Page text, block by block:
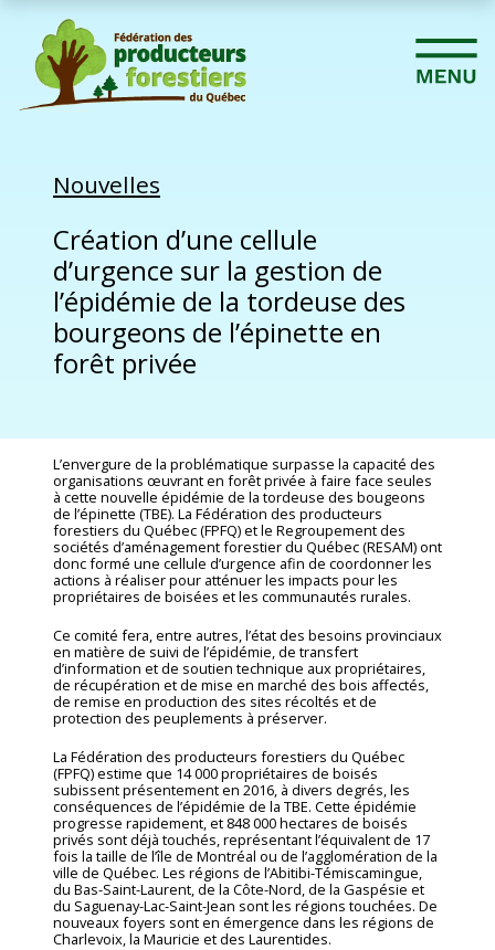
Nouvelles
Création d’une cellule
d’urgence sur la gestion de
l’épidémie de la tordeuse des
bourgeons de l’épinette en
forêt privée
L’envergure de la problématique surpasse la capacité des
organisations œuvrant en forêt privée à faire face seules
à cette nouvelle épidémie de la tordeuse des bougeons
de l’épinette (TBE). La Fédération des producteurs
forestiers du Québec (FPFQ) et le Regroupement des
sociétés d’aménagement forestier du Québec (RESAM) ont
donc formé une cellule d’urgence afin de coordonner les
actions à réaliser pour atténuer les impacts pour les
propriétaires de boisées et les communautés rurales.
Ce comité fera, entre autres, l’état des besoins provinciaux
en matière de suivi de l’épidémie, de transfert
d’information et de soutien technique aux propriétaires,
de récupération et de mise en marché des bois affectés,
de remise en production des sites récoltés et de
protection des peuplements à préserver.
La Fédération des producteurs forestiers du Québec
(FPFQ) estime que 14 000 propriétaires de boisés
subissent présentement en 2016, à divers degrés, les
conséquences de l’épidémie de la TBE. Cette épidémie
progresse rapidement, et 848 000 hectares de boisés
privés sont déjà touchés, représentant l’équivalent de 17
fois la taille de l’île de Montréal ou de l’agglomération de la
ville de Québec. Les régions de l’Abitibi-Témiscamingue,
du Bas-Saint-Laurent, de la Côte-Nord, de la Gaspésie et
du Saguenay-Lac-Saint-Jean sont les régions touchées. De
nouveaux foyers sont en émergence dans les régions de
Charlevoix, la Mauricie et des Laurentides.